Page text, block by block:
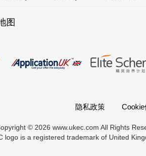
图
隐私政策 Cookie
© 2026 www.ukec.com All Rights
logo is a registered trademark of United